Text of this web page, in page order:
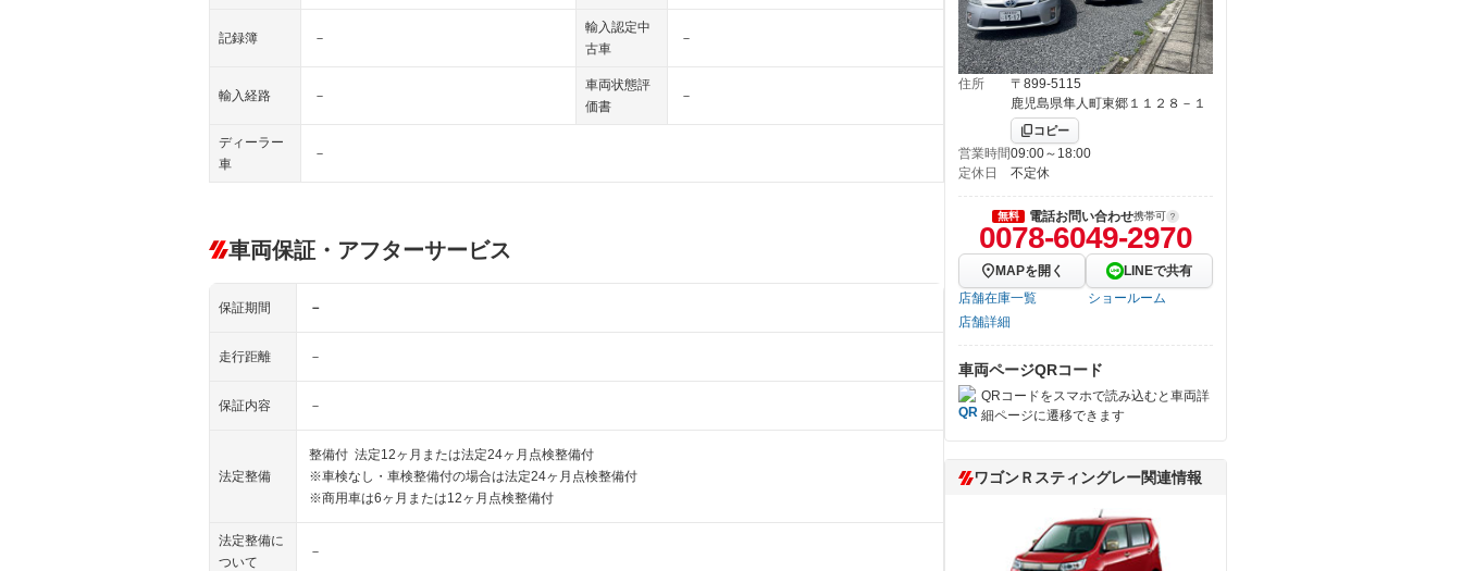
記録簿 －
輸入認定中
古車
－
輸入経路 －
車両状態評
価書
－
ディーラー
車
－
車両保証・アフターサービス
保証期間 －
走行距離 －
保証内容 －
法定整備
整備付 法定12ヶ月または法定24ヶ月点検整備付
※車検なし・車検整備付の場合は法定24ヶ月点検整備付
※商用車は6ヶ月または12ヶ月点検整備付
法定整備に
ついて
－
住所
〒899-5115
鹿児島県隼人町東郷１１２８－１
コピー
営業時間09:00～18:00
定休日
不定休
無料 電話お問い合わせ携帯可
0078-6049-2970
MAPを開く
LINEで共有
店舗在庫一覧
ショールーム
店舗詳細
車両ページQRコード
QRコードをスマホで読み込むと車両詳
細ページに遷移できます
ワゴンＲスティングレー関連情報